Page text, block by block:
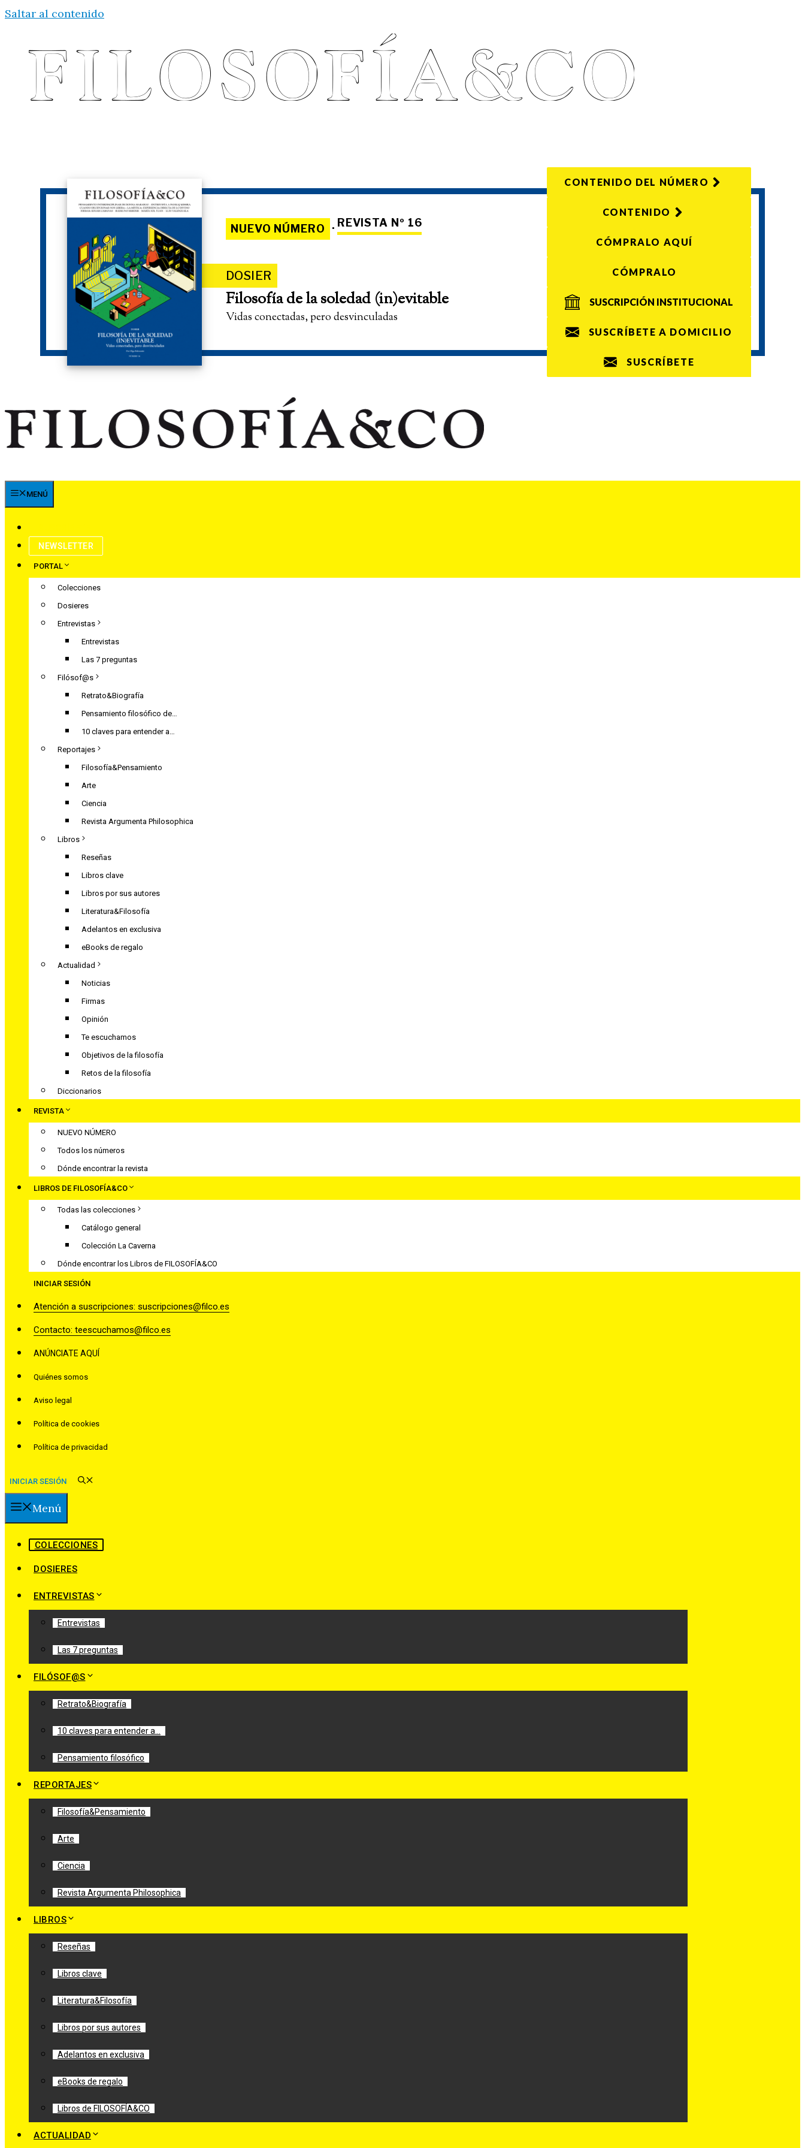
Saltar al contenido
NUEVO NÚMERO · REVISTA Nº 16
DOSIER
Filosofía de la soledad (in)evitable
Vidas conectadas, pero desvinculadas
CONTENIDO DEL NÚMERO
CONTENIDO
CÓMPRALO AQUÍ
CÓMPRALO
SUSCRIPCIÓN INSTITUCIONAL
SUSCRÍBETE A DOMICILIO
SUSCRÍBETE
MENÚ
NEWSLETTER
PORTAL
Colecciones
Dosieres
Entrevistas
Entrevistas
Las 7 preguntas
Filósof@s
Retrato&Biografía
Pensamiento filosófico de…
10 claves para entender a…
Reportajes
Filosofía&Pensamiento
Arte
Ciencia
Revista Argumenta Philosophica
Libros
Reseñas
Libros clave
Libros por sus autores
Literatura&Filosofía
Adelantos en exclusiva
eBooks de regalo
Actualidad
Noticias
Firmas
Opinión
Te escuchamos
Objetivos de la filosofía
Retos de la filosofía
Diccionarios
REVISTA
NUEVO NÚMERO
Todos los números
Dónde encontrar la revista
LIBROS DE FILOSOFÍA&CO
Todas las colecciones
Catálogo general
Colección La Caverna
Dónde encontrar los Libros de FILOSOFÍA&CO
INICIAR SESIÓN
Atención a suscripciones: suscripciones@filco.es
Contacto: teescuchamos@filco.es
ANÚNCIATE AQUÍ
Quiénes somos
Aviso legal
Política de cookies
Política de privacidad
INICIAR SESIÓN
Menú
COLECCIONES
DOSIERES
ENTREVISTAS
Entrevistas
Las 7 preguntas
FILÓSOF@S
Retrato&Biografía
10 claves para entender a…
Pensamiento filosófico
REPORTAJES
Filosofía&Pensamiento
Arte
Ciencia
Revista Argumenta Philosophica
LIBROS
Reseñas
Libros clave
Literatura&Filosofía
Libros por sus autores
Adelantos en exclusiva
eBooks de regalo
Libros de FILOSOFÍA&CO
ACTUALIDAD